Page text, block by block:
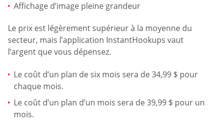
Affichage d’image pleine grandeur
Le prix est légèrement supérieur à la moyenne du
secteur, mais l’application InstantHookups vaut
l’argent que vous dépensez.
Le coût d’un plan de six mois sera de 34,99 $ pour
chaque mois.
Le coût d’un plan d’un mois sera de 39,99 $ pour un
mois.